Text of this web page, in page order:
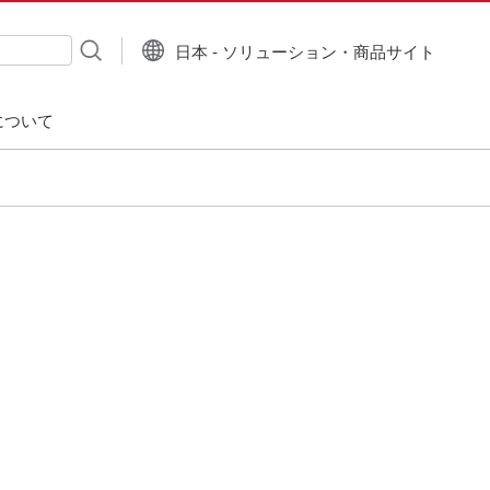
いて
日本 - ソリューション・商品サイト